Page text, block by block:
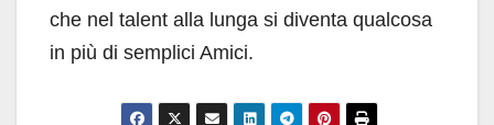
che nel talent alla lunga si diventa qualcosa
in più di semplici Amici.